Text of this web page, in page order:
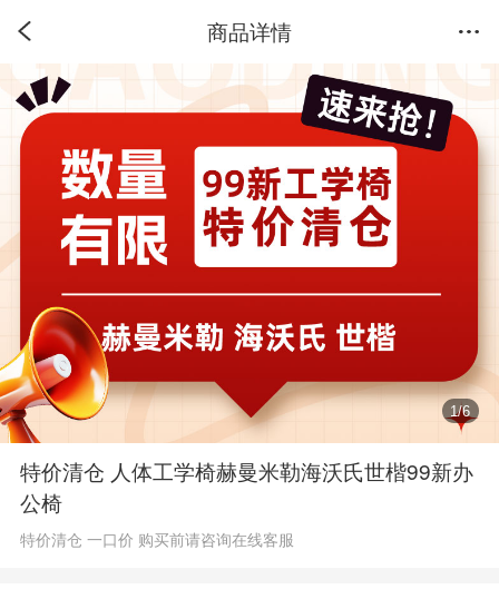
商品详情
1/6
特价清仓 人体工学椅赫曼米勒海沃氏世楷99新办
公椅
特价清仓 一口价 购买前请咨询在线客服